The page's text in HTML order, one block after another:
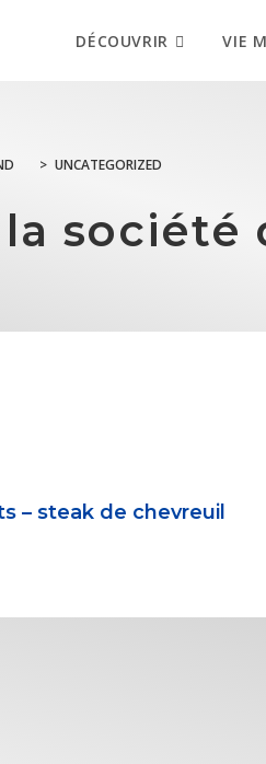
DÉCOUVRIR VIE
> UNCATEGORIZED
société
– steak de chevreuil